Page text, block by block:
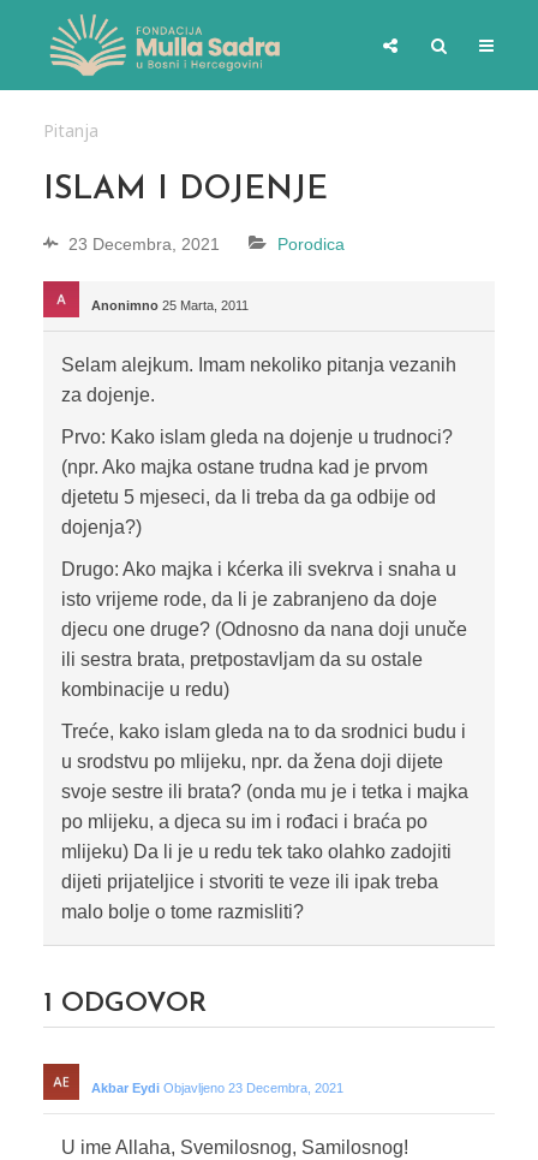
Pitanja
ISLAM I DOJENJE
23 Decembra, 2021 Porodica
Anonimno 25 Marta, 2011
Selam alejkum. Imam nekoliko pitanja vezanih
za dojenje.
Prvo: Kako islam gleda na dojenje u trudnoci?
(npr. Ako majka ostane trudna kad je prvom
djetetu 5 mjeseci, da li treba da ga odbije od
dojenja?)
Drugo: Ako majka i kćerka ili svekrva i snaha u
isto vrijeme rode, da li je zabranjeno da doje
djecu one druge? (Odnosno da nana doji unuče
ili sestra brata, pretpostavljam da su ostale
kombinacije u redu)
Treće, kako islam gleda na to da srodnici budu i
u srodstvu po mlijeku, npr. da žena doji dijete
svoje sestre ili brata? (onda mu je i tetka i majka
po mlijeku, a djeca su im i rođaci i braća po
mlijeku) Da li je u redu tek tako olahko zadojiti
dijeti prijateljice i stvoriti te veze ili ipak treba
malo bolje o tome razmisliti?
1 ODGOVOR
Akbar Eydi Objavljeno 23 Decembra, 2021
U ime Allaha, Svemilosnog, Samilosnog!